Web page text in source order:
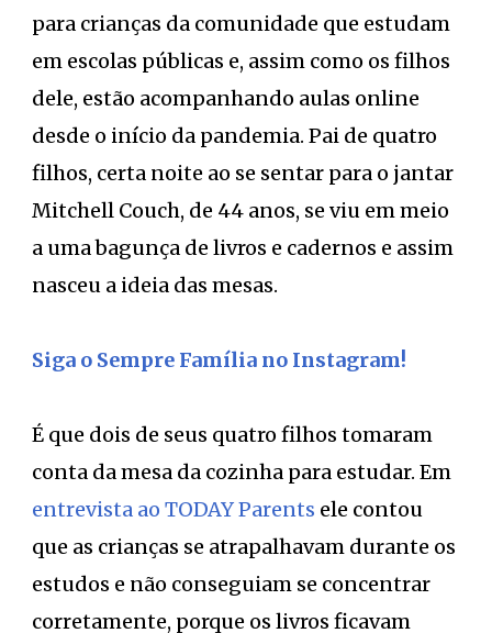
para crianças da comunidade que estudam
em escolas públicas e, assim como os filhos
dele, estão acompanhando aulas online
desde o início da pandemia. Pai de quatro
filhos, certa noite ao se sentar para o jantar
Mitchell Couch, de 44 anos, se viu em meio
a uma bagunça de livros e cadernos e assim
nasceu a ideia das mesas.
Siga o Sempre Família no Instagram!
É que dois de seus quatro filhos tomaram
conta da mesa da cozinha para estudar. Em
entrevista ao TODAY Parents ele contou
que as crianças se atrapalhavam durante os
estudos e não conseguiam se concentrar
corretamente, porque os livros ficavam